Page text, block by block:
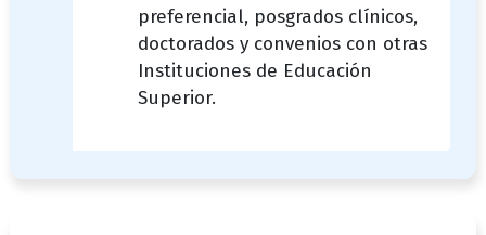
preferencial, posgrados clínicos,
doctorados y convenios con otras
Instituciones de Educación
Superior.